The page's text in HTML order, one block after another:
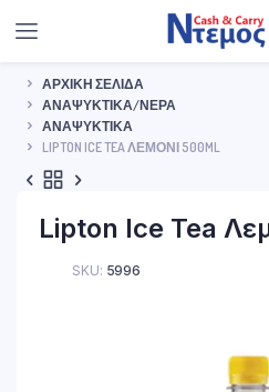
ΑΡΧΙΚΉ ΣΕΛΊΔΑ
ΑΝΑΨΥΚΤΙΚΆ/ΝΕΡΆ
ΑΝΑΨΥΚΤΙΚΆ
LIPTON ICE TEA ΛΕΜΌΝΙ 500ML
Lipton Ice Tea
SKU: 5996